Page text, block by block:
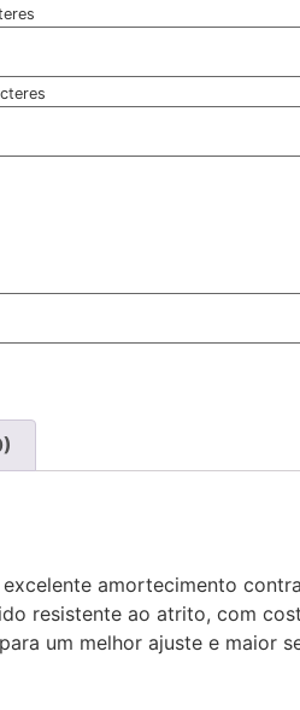
excelente amortecimento
resistente ao atrito, com
um melhor ajuste e maior